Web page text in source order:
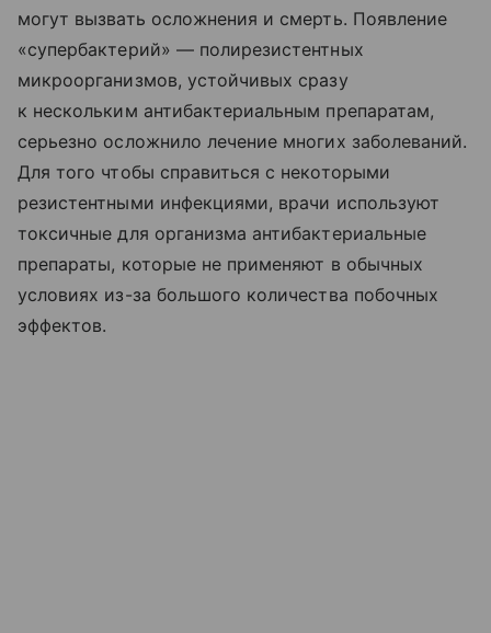
могут вызвать осложнения и смерть. Появление
«супербактерий» — полирезистентных
микроорганизмов, устойчивых сразу
к нескольким антибактериальным препаратам,
серьезно осложнило лечение многих заболеваний.
Для того чтобы справиться с некоторыми
резистентными инфекциями, врачи используют
токсичные для организма антибактериальные
препараты, которые не применяют в обычных
условиях из-за большого количества побочных
эффектов.